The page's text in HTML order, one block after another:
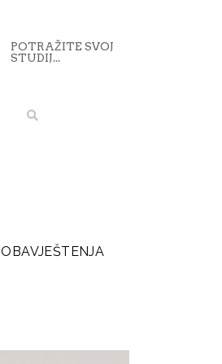
POTRAŽITE SVOJ
STUDIJ...
OBAVJEŠTENJA